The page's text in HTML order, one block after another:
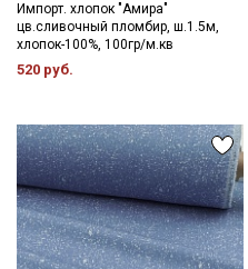
Импорт. хлопок "Амира"
цв.сливочный пломбир, ш.1.5м,
хлопок-100%, 100гр/м.кв
520 руб.